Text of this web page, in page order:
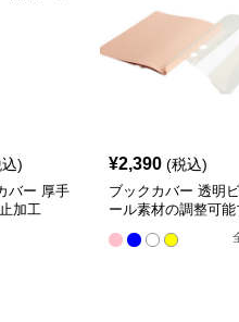
)
バー 厚手
加工
¥2,390 (税込)
ブックカバー 透明
ール素材の調整可能